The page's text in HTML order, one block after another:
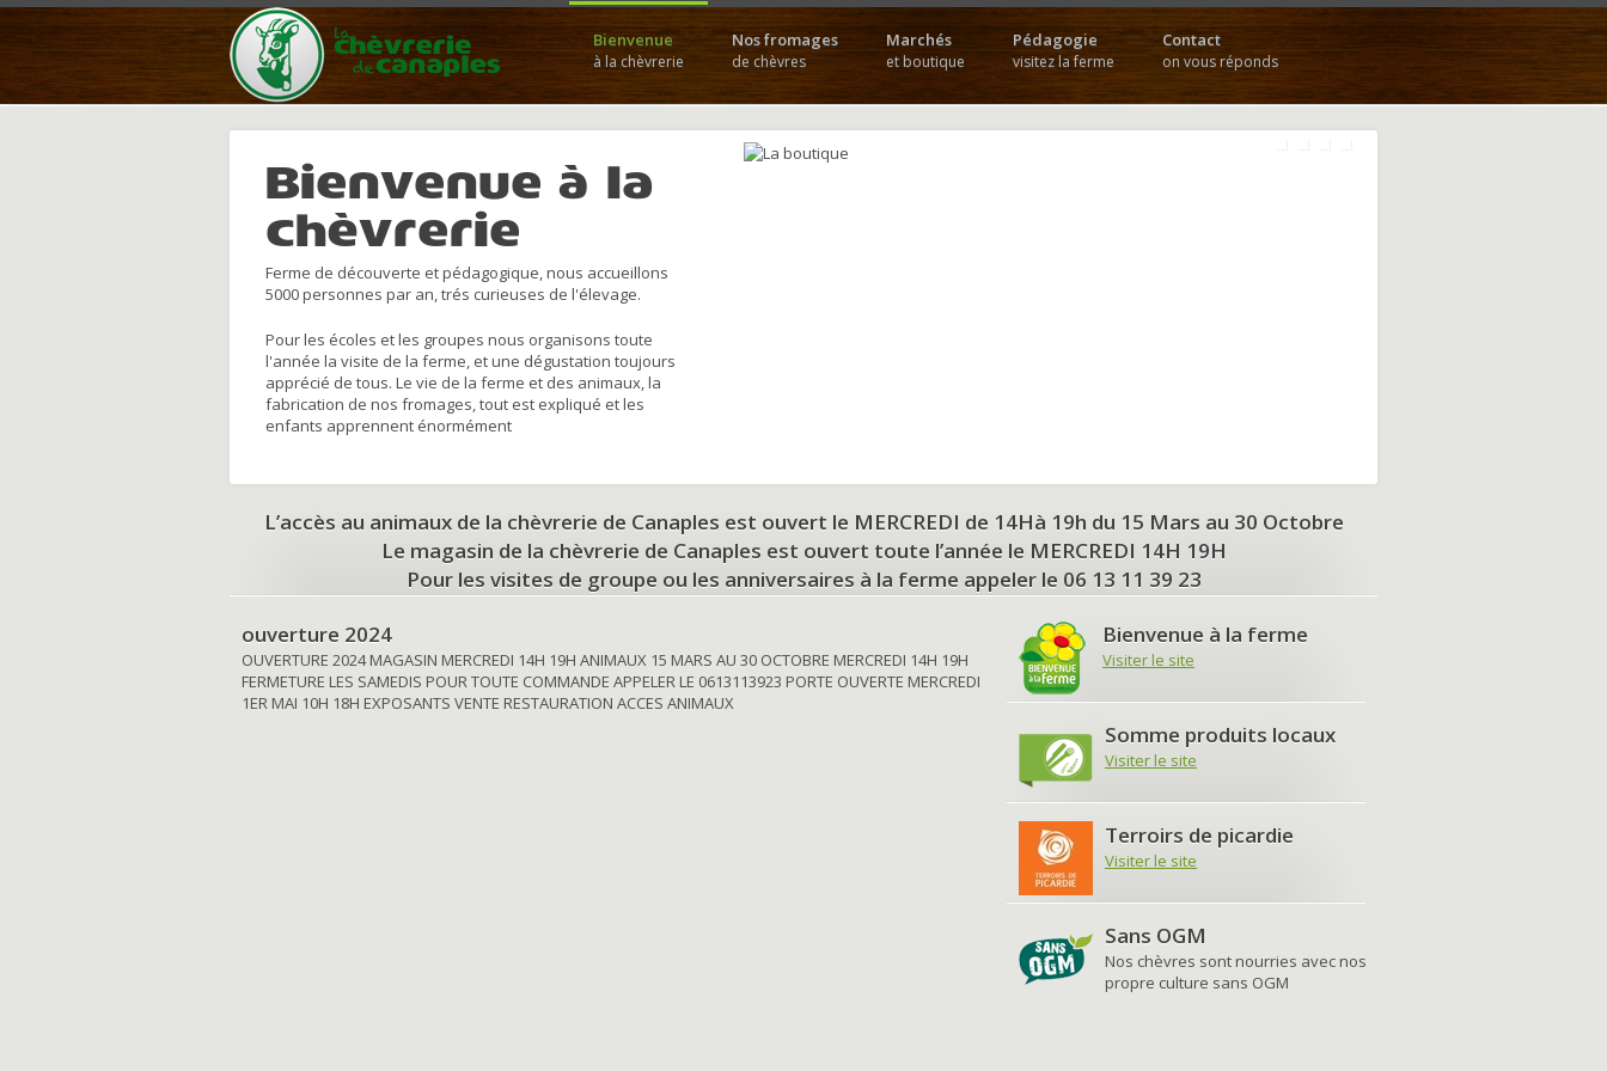
Bienvenue
à la chèvrerie
Nos fromages
de chèvres
Marchés
et boutique
Pédagogie
visitez la ferme
Contact
on vous réponds
Bienvenue à la
chèvrerie
Ferme de découverte et pédagogique, nous accueillons
5000 personnes par an, trés curieuses de l'élevage.
Pour les écoles et les groupes nous organisons toute
l'année la visite de la ferme, et une dégustation toujours
apprécié de tous. Le vie de la ferme et des animaux, la
fabrication de nos fromages, tout est expliqué et les
enfants apprennent énormément
L’accès au animaux de la chèvrerie de Canaples est ouvert le MERCREDI de 14Hà 19h du 15 Mars au 30 Octobre
Le magasin de la chèvrerie de Canaples est ouvert toute l’année le MERCREDI 14H 19H
Pour les visites de groupe ou les anniversaires à la ferme appeler le 06 13 11 39 23
ouverture 2024
OUVERTURE 2024 MAGASIN MERCREDI 14H 19H ANIMAUX 15 MARS AU 30 OCTOBRE MERCREDI 14H 19H
FERMETURE LES SAMEDIS POUR TOUTE COMMANDE APPELER LE 0613113923 PORTE OUVERTE MERCREDI
1ER MAI 10H 18H EXPOSANTS VENTE RESTAURATION ACCES ANIMAUX
Bienvenue à la ferme
Visiter le site
Somme produits locaux
Visiter le site
Terroirs de picardie
Visiter le site
Sans OGM
Nos chèvres sont nourries avec nos
propre culture sans OGM